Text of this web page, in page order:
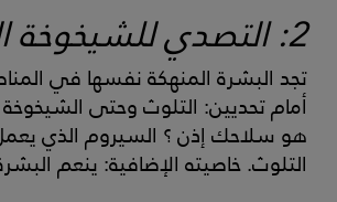
2: التصدي للشيخوخة السلوكية
تجد البشرة المنهكة نفسها في
أمام تحديين: التلوث وحتى
هو سلاحك إذن ؟ السيروم الذي
التلوث. خاصيته الإضافية: ينعم